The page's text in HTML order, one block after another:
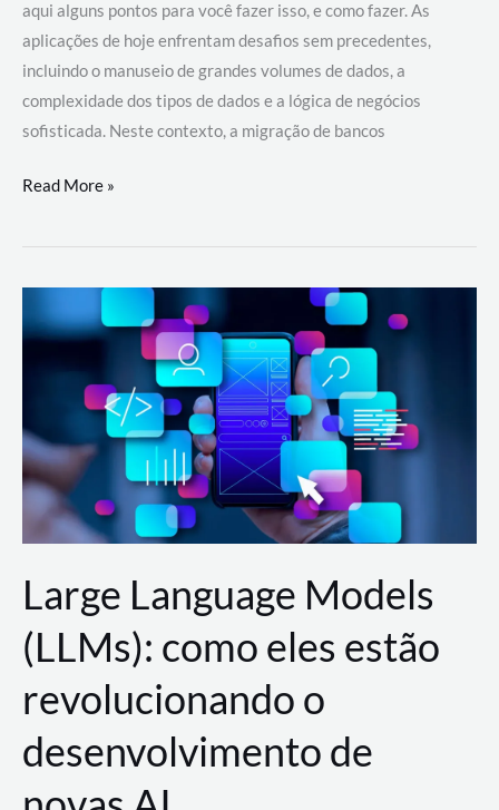
aqui alguns pontos para você fazer isso, e como fazer. As
aplicações de hoje enfrentam desafios sem precedentes,
incluindo o manuseio de grandes volumes de dados, a
complexidade dos tipos de dados e a lógica de negócios
sofisticada. Neste contexto, a migração de bancos
Por
migrar
de
a
AWS?
Read More »
Large Language Models
(LLMs): como eles estão
revolucionando o
desenvolvimento de